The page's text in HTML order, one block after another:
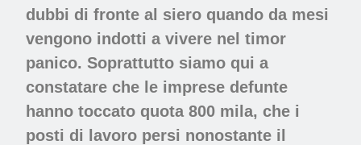
dubbi di fronte al siero quando da mesi
vengono indotti a vivere nel timor
panico. Soprattutto siamo qui a
constatare che le imprese defunte
hanno toccato quota 800 mila, che i
posti di lavoro persi nonostante il